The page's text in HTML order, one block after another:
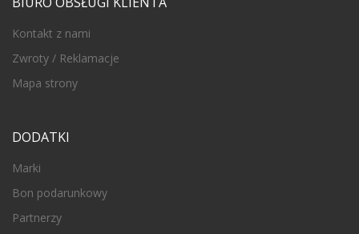
Kontakt z nami
Zwroty / Reklamacje
Mapa strony
DODATKI
Marki
Bon podarunkowy
Partnerzy